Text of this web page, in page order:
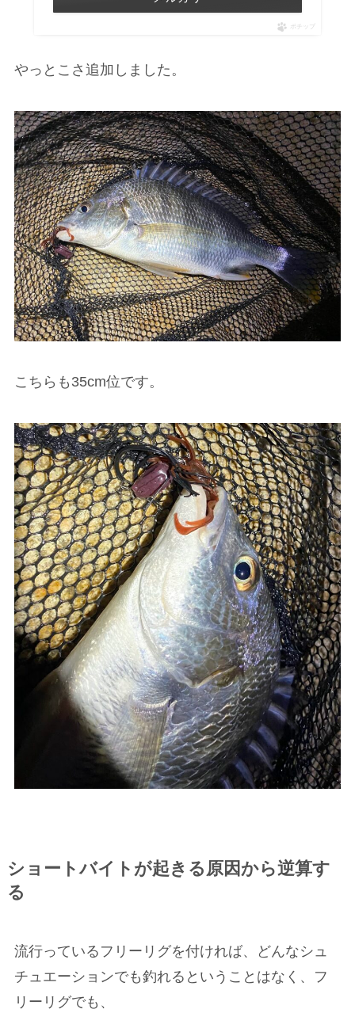
ポチップ
やっとこさ追加しました。
こちらも35cm位です。
ショートバイトが起きる原因から逆算す
る
流行っているフリーリグを付ければ、どんなシュ
チュエーションでも釣れるということはなく、フ
リーリグでも、